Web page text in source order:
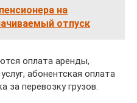
на
отпуск
оплата аренды,
абонентская оплата
за перевозку грузов.